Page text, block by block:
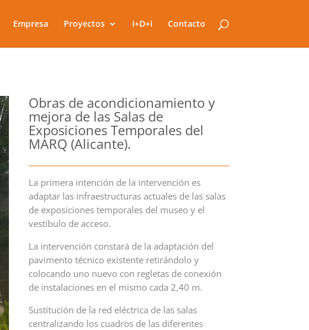
Empresa Proyectos I+D+i Contacto
Obras de acondicionamiento y
mejora de las Salas de
Exposiciones Temporales del
MARQ (Alicante).
La primera intención de la intervención es
adaptar las infraestructuras actuales de las salas
de exposiciones temporales del museo y el
vestíbulo de acceso.
La intervención constará de la adaptación del
pavimento técnico existente retirándolo y
colocando uno nuevo con regletas de conexión
de instalaciones en el mismo cada 2,40 m.
Sustitución de la red eléctrica de las salas
centralizando los cuadros de las diferentes